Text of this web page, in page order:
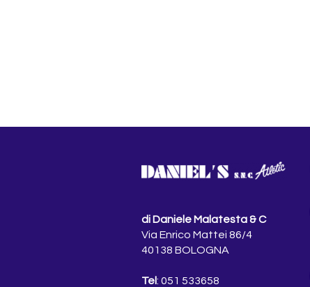
di Daniele Malatesta & C
Via Enrico Mattei 86/4
40138 BOLOGNA
Tel: 051 533658